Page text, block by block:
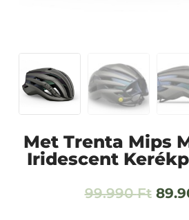
Met Trenta Mips
Iridescent
99.990Ft